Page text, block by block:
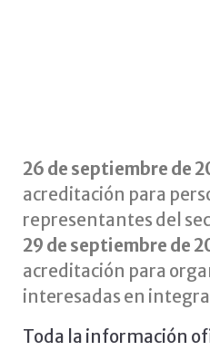
26 de septiembre de
acreditación para
representantes del
29 de septiembre de
acreditación para
interesadas en
Toda la información